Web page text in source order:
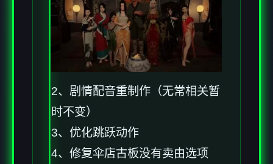
2、剧情配音重制作（无常相关暂
时不变）
3、优化跳跃动作
4、修复伞店古板没有卖由选项